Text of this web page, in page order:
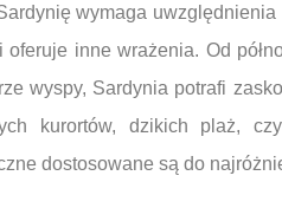
wymaga
inne wrażenia. Od
wyspy, Sardynia potrafi
kurortów, dzikich plaż,
dostosowane są do